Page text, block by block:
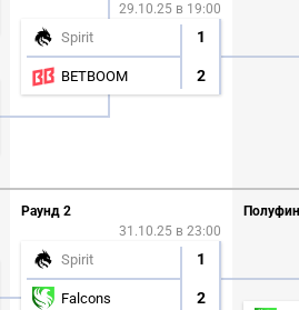
29.10.25 в 19:00
Spirit 1
BETBOOM 2
Раунд 2
31.10.25 в 23:00
Spirit 1
Falcons 2